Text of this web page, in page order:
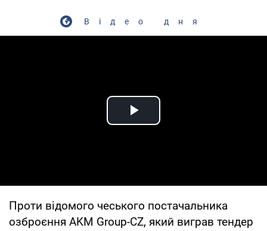
Відео дня
Play Video
Проти відомого чеського постачальника
озброєння AKM Group-CZ, який виграв тендер